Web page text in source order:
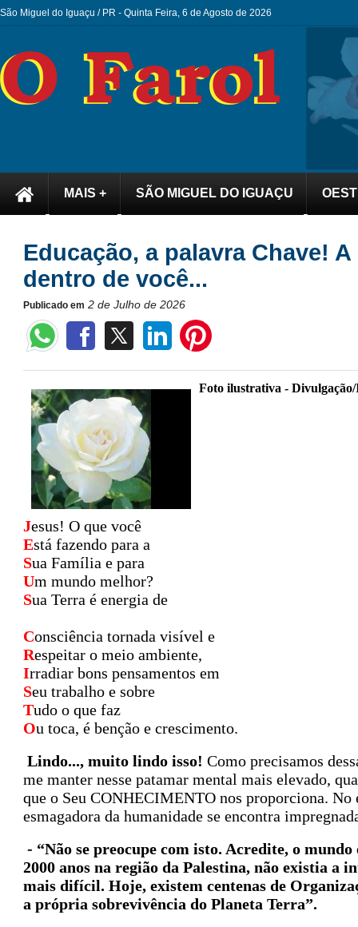
São Miguel do Iguaçu / PR - Quinta Feira, 6 de Agosto de 2026
MAIS + SÃO MIGUEL DO IGUAÇU
Educação, a palavra Chave!
dentro de você...
Publicado em 2 de Julho de 2026
Foto ilustrativa -
Jesus! O que você
Está fazendo para a
Sua Família e para
Um mundo melhor?
Sua Terra é energia de
Consciência tornada visível e
Respeitar o meio ambiente,
Irradiar bons pensamentos em
Seu trabalho e sobre
Tudo o que faz
Ou toca, é benção e crescimento.
Lindo..., muito lindo isso! Como precisamos
me manter nesse patamar mental mais elevado,
que o Seu CONHECIMENTO nos proporciona.
esmagadora da humanidade se encontra
- “Não se preocupe com isto. Acredite, o
2000 anos na região da Palestina, não existia a
mais difícil. Hoje, existem centenas de
a própria sobrevivência do Planeta Terra”.